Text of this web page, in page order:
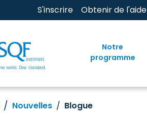
S'inscrire Obtenir de l'aide
Notre
programme
Nouvelles Blogue